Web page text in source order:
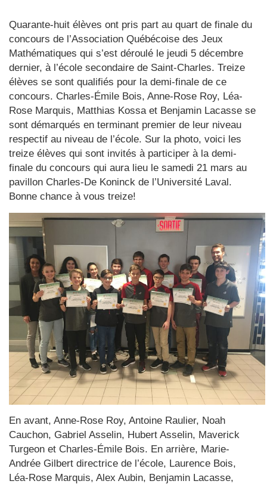
Quarante-huit élèves ont pris part au quart de finale du
concours de l’Association Québécoise des Jeux
Mathématiques qui s’est déroulé le jeudi 5 décembre
dernier, à l’école secondaire de Saint-Charles. Treize
élèves se sont qualifiés pour la demi-finale de ce
concours. Charles-Émile Bois, Anne-Rose Roy, Léa-
Rose Marquis, Matthias Kossa et Benjamin Lacasse se
sont démarqués en terminant premier de leur niveau
respectif au niveau de l’école. Sur la photo, voici les
treize élèves qui sont invités à participer à la demi-
finale du concours qui aura lieu le samedi 21 mars au
pavillon Charles-De Koninck de l’Université Laval.
Bonne chance à vous treize!
En avant, Anne-Rose Roy, Antoine Raulier, Noah
Cauchon, Gabriel Asselin, Hubert Asselin, Maverick
Turgeon et Charles-Émile Bois. En arrière, Marie-
Andrée Gilbert directrice de l’école, Laurence Bois,
Léa-Rose Marquis, Alex Aubin, Benjamin Lacasse,